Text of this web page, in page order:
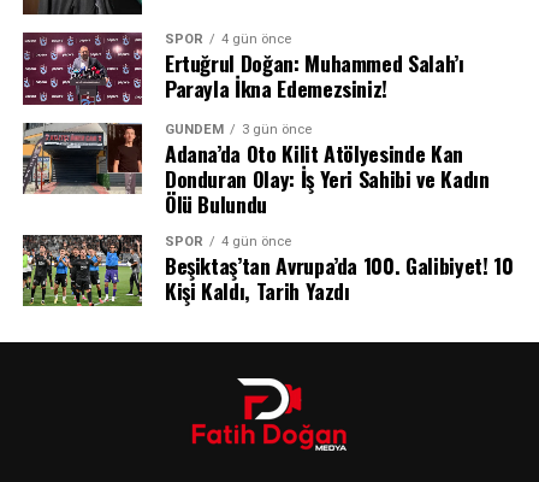
Son Durum
Olayla ilgili soruşturma devam ederken, yetkililer
hakkında kamuoyuna ek bilgi vereceklerini açıkladı.
SPOR 4 gün önce
Ertuğrul Doğan: Muhammed Salah’ı
Parayla İkna Edemezsiniz!
GÜNDEM 3 gün önce
Adana’da Oto Kilit Atölyesinde Kan
Donduran Olay: İş Yeri Sahibi ve Kadın
Ölü Bulundu
SPOR 4 gün önce
Beşiktaş’tan Avrupa’da 100. Galibiyet! 10
Kişi Kaldı, Tarih Yazdı